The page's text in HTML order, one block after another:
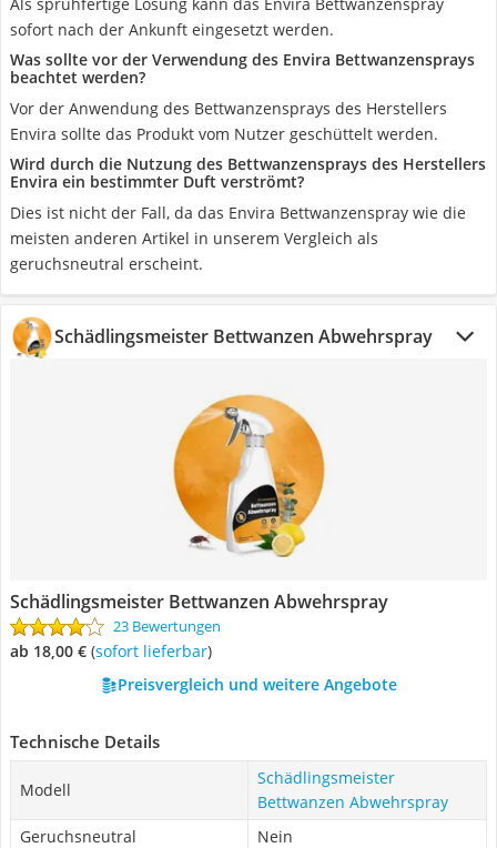
sofort nach der Ankunft eingesetzt werden.
Was sollte vor der Verwendung des Envira Bettwanzensprays
beachtet werden?
Vor der Anwendung des Bettwanzensprays des Herstellers
Envira sollte das Produkt vom Nutzer geschüttelt werden.
Wird durch die Nutzung des Bettwanzensprays des Herstellers
Envira ein bestimmter Duft verströmt?
Dies ist nicht der Fall, da das Envira Bettwanzenspray wie die
meisten anderen Artikel in unserem Vergleich als
geruchsneutral erscheint.
Schädlingsmeister Bettwanzen Abwehrspray
Schädlingsmeister Bettwanzen Abwehrspray
23 Bewertungen
ab 18,00 € ( Sofort lieferbar)
Preisvergleich und weitere Angebote
Technische Details
Modell
Schädlingsmeister
Bettwanzen Abwehrspray
Geruchsneutral
Nein